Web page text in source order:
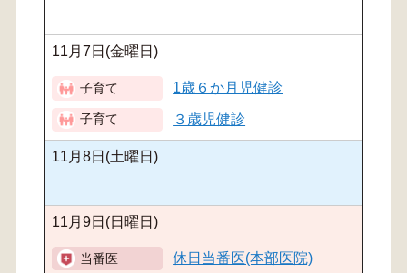
11月7日(金曜日)
1歳６か月児健診
３歳児健診
11月8日(土曜日)
11月9日(日曜日)
休日当番医(本部医院)